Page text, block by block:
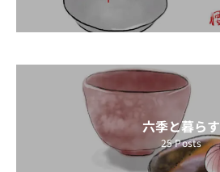
六季と暮らす
25Posts